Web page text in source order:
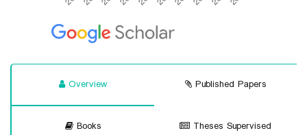
Overview Published Papers
Books Theses Supervised